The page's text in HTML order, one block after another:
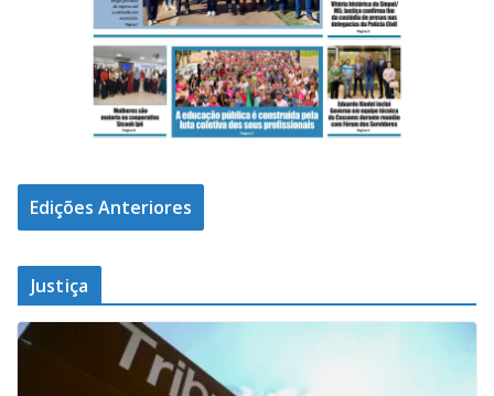
Edições Anteriores
Justiça